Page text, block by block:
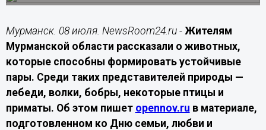
Мурманск. 08 июля. NewsRoom24.ru - Жителям
Мурманской области рассказали о животных,
которые способны формировать устойчивые
пары. Среди таких представителей природы —
лебеди, волки, бобры, некоторые птицы и
приматы. Об этом пишет opennov.ru в материале,
подготовленном ко Дню семьи, любви и